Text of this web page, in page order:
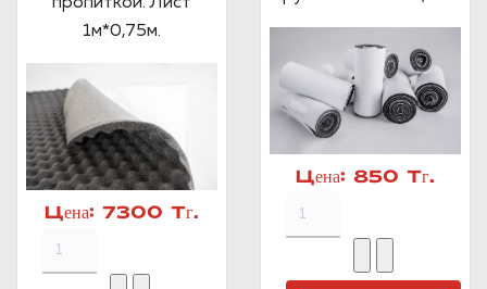
1м*0,75м.
Цена: 7300 Тг.
Цена: 850 Тг.